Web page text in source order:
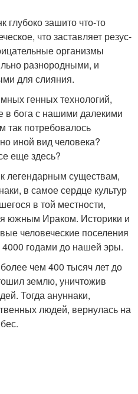
глубоко зашито что-то
что заставляет резус-
организмы
разнородными, и
для слияния.
генных технологий,
в бога с нашими далекими
так потребовалось
иной вид человека?
еще здесь?
легендарным существам,
в самое сердце культур
в той местности,
южным Ираком. Историки и
человеческие поселения
годами до нашей эры.
чем 400 тысяч лет до
землю, уничтожив
Тогда ануннаки,
людей, вернулась на